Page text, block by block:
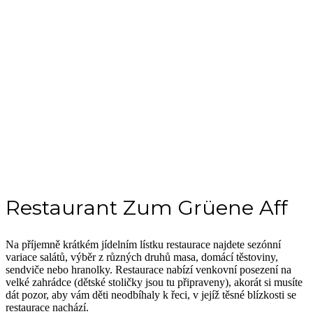
Restaurant Zum Grüene Aff
Na příjemně krátkém jídelním lístku restaurace najdete sezónní
variace salátů, výběr z různých druhů masa, domácí těstoviny,
sendviče nebo hranolky. Restaurace nabízí venkovní posezení na
velké zahrádce (dětské stoličky jsou tu připraveny), akorát si musíte
dát pozor, aby vám děti neodbíhaly k řeci, v jejíž těsné blízkosti se
restaurace nachází.